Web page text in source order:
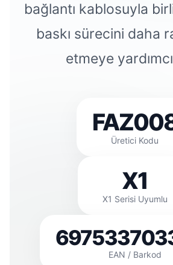
bağlantı kablosuyla
baskı sürecini daha
etmeye
Üretici Kodu
X1
X1 Serisi Uyumlu
EAN / Barkod